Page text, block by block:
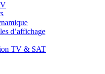
d’affichage
TV & SAT